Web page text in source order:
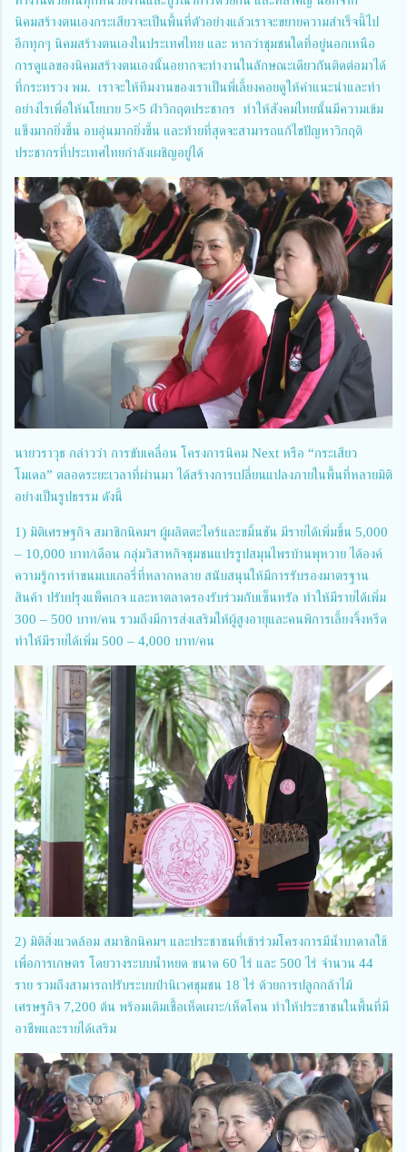
นิคมสร้างตนเองกระเสียวจะเป็นพื้นที่ตัวอย่างแล้วเราจะขยายความสำเร็จนี้ไป
อีกทุกๆ นิคมสร้างตนเองในประเทศไทย และ หากว่าชุมชนใดที่อยู่นอกเหนือ
การดูแลของนิคมสร้างตนเองนั้นอยากจะทำงานในลักษณะเดียวกันติดต่อมาได้
ที่กระทรวง พม. เราจะให้ทีมงานของเราเป็นพี่เลี้ยงคอยดูให้คำแนะนำและทำ
อย่างไรเพื่อให้นโยบาย 5×5 ฝ่าวิกฤตประชากร ทำให้สังคมไทยนั้นมีความเข้ม
แข็งมากยิ่งขึ้น อบอุ่นมากยิ่งขึ้น และท้ายที่สุดจะสามารถแก้ไขปัญหาวิกฤติ
ประชากรที่ประเทศไทยกำลังเผชิญอยู่ได้
นายวราวุธ กล่าวว่า การขับเคลื่อน โครงการนิคม Next หรือ “กระเสียว
โมเดล” ตลอดระยะเวลาที่ผ่านมา ได้สร้างการเปลี่ยนแปลงภายในพื้นที่หลายมิติ
อย่างเป็นรูปธรรม ดังนี้
1) มิติเศรษฐกิจ สมาชิกนิคมฯ ผู้ผลิตตะไคร้และขมิ้นชัน มีรายได้เพิ่มขึ้น 5,000
– 10,000 บาท/เดือน กลุ่มวิสาหกิจชุมชนแปรรูปสมุนไพรบ้านพุหวาย ได้องค์
ความรู้การทำขนมเบเกอรี่ที่หลากหลาย สนับสนุนให้มีการรับรองมาตรฐาน
สินค้า ปรับปรุงแพ็คเกจ และหาตลาดรองรับร่วมกับเซ็นทรัล ทำให้มีรายได้เพิ่ม
300 – 500 บาท/คน รวมถึงมีการส่งเสริมให้ผู้สูงอายุและคนพิการเลี้ยงจิ้งหรีด
ทำให้มีรายได้เพิ่ม 500 – 4,000 บาท/คน
2) มิติสิ่งแวดล้อม สมาชิกนิคมฯ และประชาชนที่เข้าร่วมโครงการมีน้ำบาดาลใช้
เพื่อการเกษตร โดยวางระบบน้ำหยด ขนาด 60 ไร่ และ 500 ไร่ จำนวน 44
ราย รวมถึงสามารถปรับระบบป่านิเวศชุมชน 18 ไร่ ด้วยการปลูกกล้าไม้
เศรษฐกิจ 7,200 ต้น พร้อมเติมเชื้อเห็ดเผาะ/เห็ดโคน ทำให้ประชาชนในพื้นที่มี
อาชีพและรายได้เสริม